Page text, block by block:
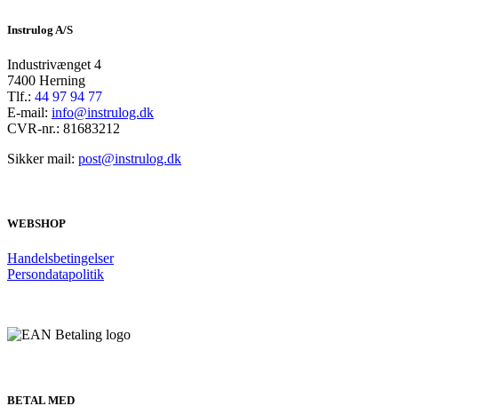
Instrulog A/S
Industrivænget 4
7400 Herning
Tlf.: 44 97 94 77
E-mail: info@instrulog.dk
CVR-nr.: 81683212
Sikker mail: post@instrulog.dk
WEBSHOP
Handelsbetingelser
Persondatapolitik
BETAL MED